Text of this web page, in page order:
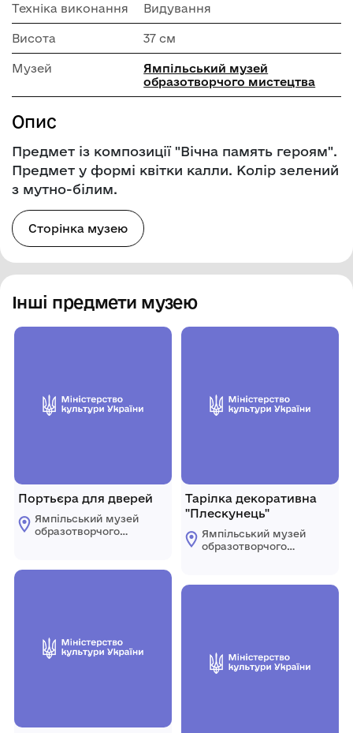
Техніка виконання Видування
Висота 37 см
Музей
Ямпільський музей
образотворчого мистецтва
Опис
Предмет із композиції "Вічна память героям".
Предмет у формі квітки калли. Колір зелений
з мутно-білим.
Сторінка музею
Інші предмети музею
Портьєра для дверей
Ямпільський музей
образотворчого
Тарілка декоративна
"Плескунець"
Ямпільський музей
образотворчого